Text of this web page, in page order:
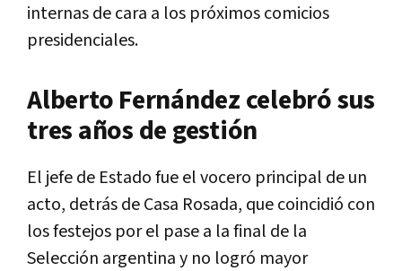
internas de cara a los próximos comicios
presidenciales.
Alberto Fernández celebró sus
tres años de gestión
El jefe de Estado fue el vocero principal de un
acto, detrás de Casa Rosada, que coincidió con
los festejos por el pase a la final de la
Selección argentina y no logró mayor